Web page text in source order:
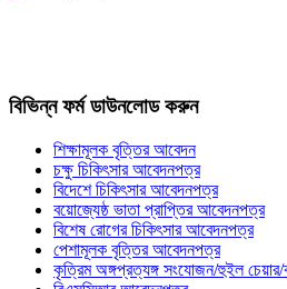
বিভিন্ন ফর্ম ডাউনলোড করুন
শিক্ষামূলক বৃত্তির আবেদন
চক্ষু চিকিৎসার আবেদনপত্র
বিদেশে চিকিৎসার আবেদনপত্র
বয়োজ্যেষ্ঠ ভাতা প্রাপ্তির আবেদনপত্র
বিশেষ রোগের চিকিৎসার আবেদনপত্র
পেশামূলক বৃত্তির আবেদনপত্র
কৃত্রিম অঙ্গপ্রত্যঙ্গ সংযোজন/হুইল